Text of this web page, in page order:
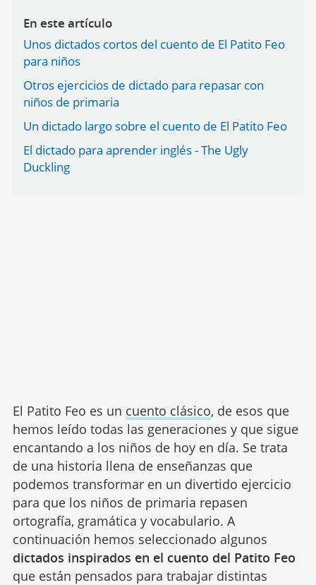
En este artículo
Unos dictados cortos del cuento de El Patito Feo
para niños
Otros ejercicios de dictado para repasar con
niños de primaria
Un dictado largo sobre el cuento de El Patito Feo
El dictado para aprender inglés - The Ugly
Duckling
El Patito Feo es un cuento clásico, de esos que
hemos leído todas las generaciones y que sigue
encantando a los niños de hoy en día. Se trata
de una historia llena de enseñanzas que
podemos transformar en un divertido ejercicio
para que los niños de primaria repasen
ortografía, gramática y vocabulario. A
continuación hemos seleccionado algunos
dictados inspirados en el cuento del Patito Feo
que están pensados para trabajar distintas